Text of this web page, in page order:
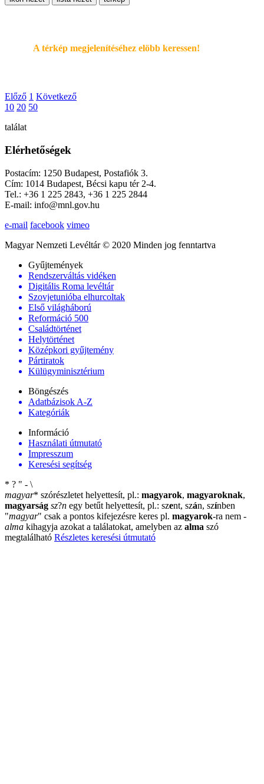
A térkép megjelenítéséhez elöbb keressen!
Előző 1 Következő
10 20 50
találat
Elérhetőségek
Postacím: 1250 Budapest, Postafiók 3.
Cím: 1014 Budapest, Bécsi kapu tér 2-4.
Tel.: +36 1 225 2843, +36 1 225 2844
E-mail: info@mnl.gov.hu
e-mail facebook vimeo
Magyar Nemzeti Levéltár © 2020 Minden jog fenntartva
Gyűjtemények
Rendszerváltás vidéken
Digitális Roma levéltár
Szovjetunióba elhurcoltak
Első világháború
Reformáció 500
Családtörténet
Helytörténet
Középkori gyűjtemény
Pártiratok
Külügyminisztérium
Böngészés
Adatbázisok A-Z
Kategóriák
Információ
Használati útmutató
Impresszum
Keresési segítség
* ? " - \
magyar* szórészletet helyettesít, pl.: magyarok, magyaroknak,
magyarság sz?n egy betűt helyettesít, pl.: szent, szán, színben
"magyar" csak a pontos kifejezésre keres pl. magyarok-ra nem -
alma kihagyja azokat a találatokat, amelyben az alma szó
megtalálható Részletes keresési útmutató